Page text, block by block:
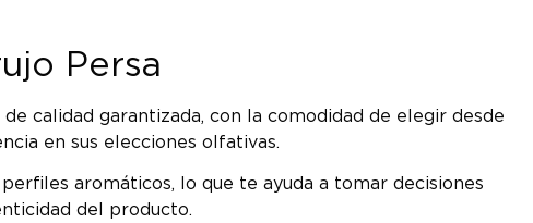
Persa
calidad garantizada, con la comodidad de elegir desde
en sus elecciones olfativas.
aromáticos, lo que te ayuda a tomar decisiones
del producto.